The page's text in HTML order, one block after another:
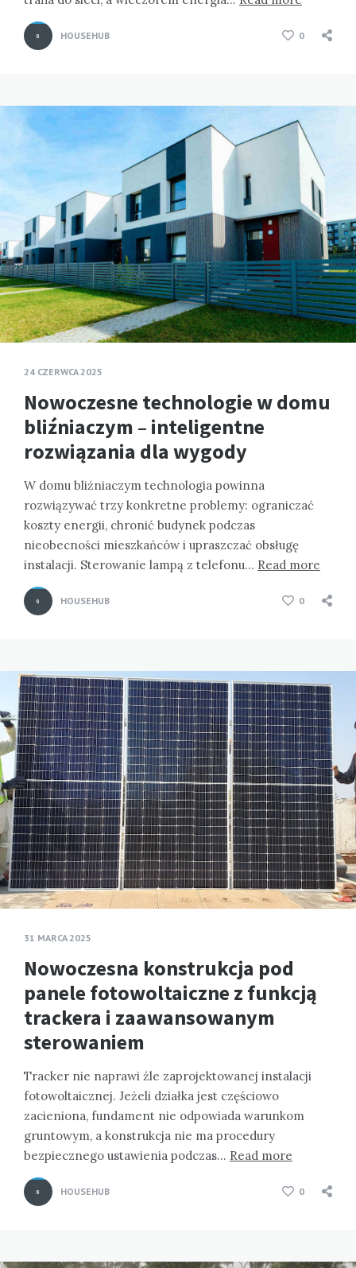
HOUSEHUB 0
24 CZERWCA 2025
Nowoczesne technologie w domu
bliźniaczym – inteligentne
rozwiązania dla wygody
W domu bliźniaczym technologia powinna
rozwiązywać trzy konkretne problemy: ograniczać
koszty energii, chronić budynek podczas
nieobecności mieszkańców i upraszczać obsługę
instalacji. Sterowanie lampą z telefonu… Read more
HOUSEHUB 0
31 MARCA 2025
Nowoczesna konstrukcja pod
panele fotowoltaiczne z funkcją
trackera i zaawansowanym
sterowaniem
Tracker nie naprawi źle zaprojektowanej instalacji
fotowoltaicznej. Jeżeli działka jest częściowo
zacieniona, fundament nie odpowiada warunkom
gruntowym, a konstrukcja nie ma procedury
bezpiecznego ustawienia podczas… Read more
HOUSEHUB 0